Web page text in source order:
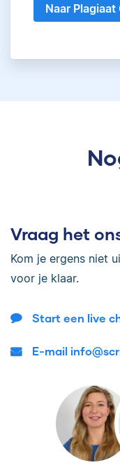
Naar Plagiaat
Vraag het
Kom je ergens niet
voor je klaar.
Start een live
E-mail